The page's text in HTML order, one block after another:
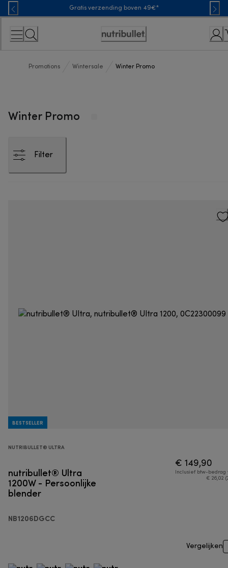
Skip
to
Content
Gratis verzending boven 49€*
Toegankelijkheidsverklaring
Promotions Wintersale Winter Promo
Winter Promo
Filter
BESTSELLER
NUTRIBULLET® ULTRA
nutribullet® Ultra
1200W - Persoonlijke
blender
NB1206DGCC
€ 149,90
Inclusief btw-bedrag
€ 26,02
Vergelijken